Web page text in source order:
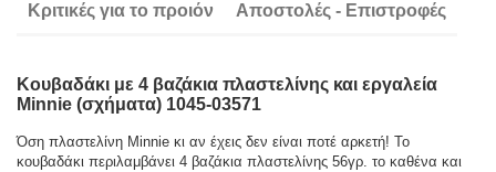
Κριτικές για το προιόν Αποστολές - Επιστροφές
Κουβαδάκι με 4 βαζάκια πλαστελίνης και εργαλεία
Minnie (σχήματα) 1045-03571
Όση πλαστελίνη Minnie κι αν έχεις δεν είναι ποτέ αρκετή! Το
κουβαδάκι περιλαμβάνει 4 βαζάκια πλαστελίνης 56γρ. το καθένα και